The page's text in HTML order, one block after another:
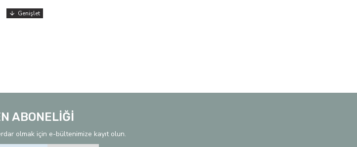
tercih edilen üründe kullanılan işçilik, malzeme ve üretim tekniği gibi konular belirleyici olmaktadır.
ve davetlerde en şık konuk siz olabilirsiniz. Abiye modelleri genel olarak kişiye özel
kullanıcıların tercihine sunulmaktadır.
ABONELİĞİ
olmak için e-bültenimize kayıt olun.